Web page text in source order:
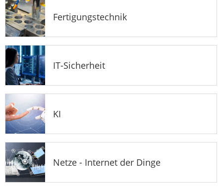
Fertigungstechnik
IT-Sicherheit
KI
Netze - Internet der Dinge